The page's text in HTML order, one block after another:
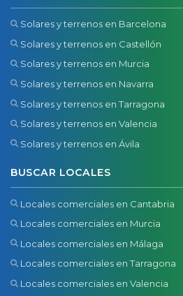
Solares y terrenos en Barcelona
Solares y terrenos en Castellón
Solares y terrenos en Murcia
Solares y terrenos en Navarra
Solares y terrenos en Tarragona
Solares y terrenos en Valencia
Solares y terrenos en Ávila
BUSCAR LOCALES
Locales comerciales en Cantabria
Locales comerciales en Murcia
Locales comerciales en Málaga
Locales comerciales en Tarragona
Locales comerciales en Valencia